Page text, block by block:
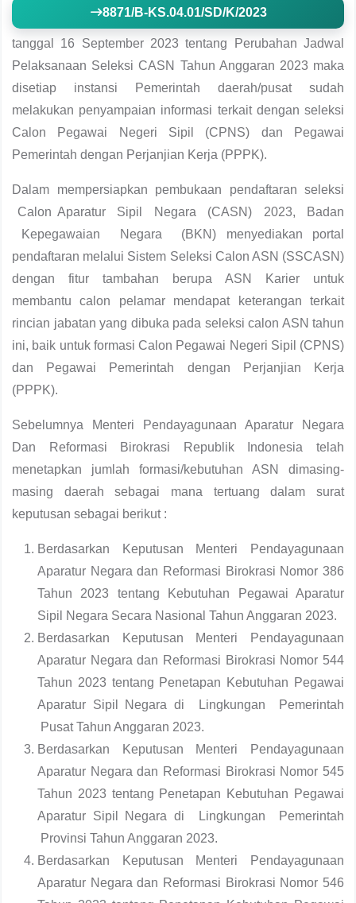
8871/B-KS.04.01/SD/K/2023
tanggal 16 September 2023 tentang Perubahan Jadwal
Pelaksanaan Seleksi CASN Tahun Anggaran 2023 maka
disetiap instansi Pemerintah daerah/pusat sudah
melakukan penyampaian informasi terkait dengan seleksi
Calon Pegawai Negeri Sipil (CPNS) dan Pegawai
Pemerintah dengan Perjanjian Kerja (PPPK).
Dalam mempersiapkan pembukaan pendaftaran seleksi
Calon Aparatur Sipil Negara (CASN) 2023, Badan
Kepegawaian Negara (BKN) menyediakan portal
pendaftaran melalui Sistem Seleksi Calon ASN (SSCASN)
dengan fitur tambahan berupa ASN Karier untuk
membantu calon pelamar mendapat keterangan terkait
rincian jabatan yang dibuka pada seleksi calon ASN tahun
ini, baik untuk formasi Calon Pegawai Negeri Sipil (CPNS)
dan Pegawai Pemerintah dengan Perjanjian Kerja
(PPPK).
Sebelumnya Menteri Pendayagunaan Aparatur Negara
Dan Reformasi Birokrasi Republik Indonesia telah
menetapkan jumlah formasi/kebutuhan ASN dimasing-
masing daerah sebagai mana tertuang dalam surat
keputusan sebagai berikut :
Berdasarkan Keputusan Menteri Pendayagunaan
Aparatur Negara dan Reformasi Birokrasi Nomor 386
Tahun 2023 tentang Kebutuhan Pegawai Aparatur
Sipil Negara Secara Nasional Tahun Anggaran 2023.
Berdasarkan Keputusan Menteri Pendayagunaan
Aparatur Negara dan Reformasi Birokrasi Nomor 544
Tahun 2023 tentang Penetapan Kebutuhan Pegawai
Aparatur Sipil Negara di Lingkungan Pemerintah
Pusat Tahun Anggaran 2023.
Berdasarkan Keputusan Menteri Pendayagunaan
Aparatur Negara dan Reformasi Birokrasi Nomor 545
Tahun 2023 tentang Penetapan Kebutuhan Pegawai
Aparatur Sipil Negara di Lingkungan Pemerintah
Provinsi Tahun Anggaran 2023.
Berdasarkan Keputusan Menteri Pendayagunaan
Aparatur Negara dan Reformasi Birokrasi Nomor 546